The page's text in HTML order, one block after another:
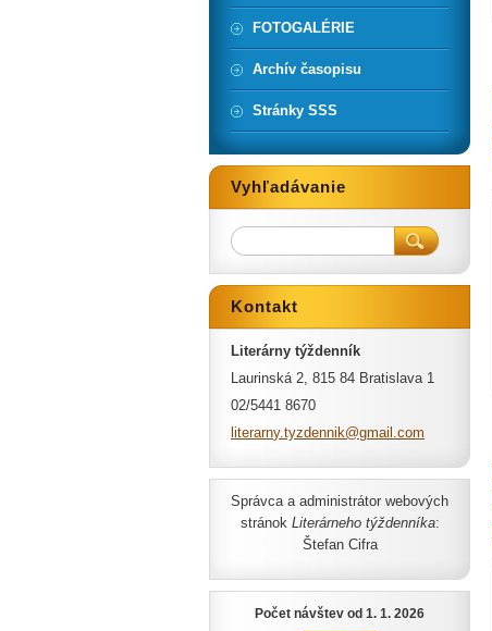
FOTOGALÉRIE
Archív časopisu
Stránky SSS
Vyhľadávanie
Kontakt
Literárny týždenník
Laurinská 2, 815 84 Bratislava 1
02/5441 8670
literarny.tyzdennik@gmai l.com
Správca a administrátor webových
stránok Literárneho týždenníka:
Štefan Cifra
Počet návštev od 1. 1. 2026